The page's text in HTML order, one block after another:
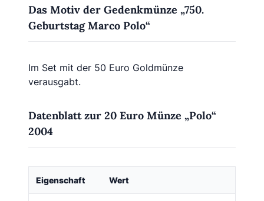
Das Motiv der Gedenkmünze „750.
Geburtstag Marco Polo“
Im Set mit der 50 Euro Goldmünze
verausgabt.
Datenblatt zur 20 Euro Münze „Polo“
2004
Eigenschaft Wert